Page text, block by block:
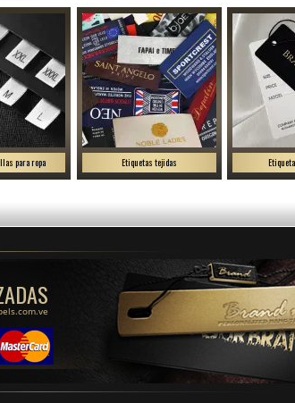
para ropa Etiquetas tejidas